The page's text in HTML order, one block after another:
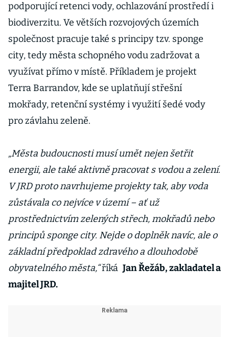
podporující retenci vody, ochlazování prostředí i
biodiverzitu. Ve větších rozvojových územích
společnost pracuje také s principy tzv. sponge
city, tedy města schopného vodu zadržovat a
využívat přímo v místě. Příkladem je projekt
Terra Barrandov, kde se uplatňují střešní
mokřady, retenční systémy i využití šedé vody
pro závlahu zeleně.
„Města budoucnosti musí umět nejen šetřit
energii, ale také aktivně pracovat s vodou a zelení.
V JRD proto navrhujeme projekty tak, aby voda
zůstávala co nejvíce v území – ať už
prostřednictvím zelených střech, mokřadů nebo
principů sponge city. Nejde o doplněk navíc, ale o
základní předpoklad zdravého a dlouhodobě
obyvatelného města,“říká Jan Řežáb, zakladatel a
majitel JRD.